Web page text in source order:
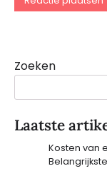
Zoeken
Laatste
Kosten van